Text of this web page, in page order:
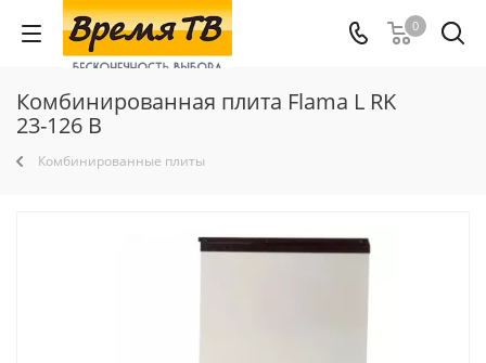
0
Комбинированная плита Flama L RK
23-126 B
Комбинированные плиты